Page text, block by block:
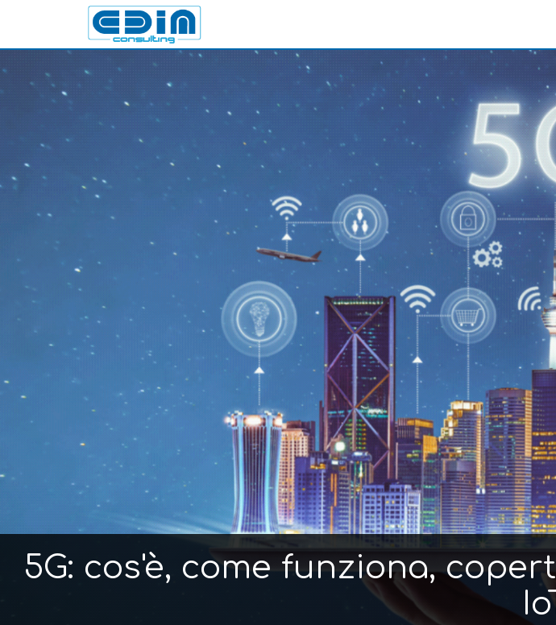
5G: cos'è, come funziona,